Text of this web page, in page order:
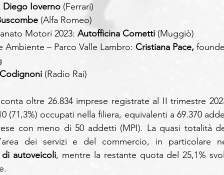
Diego Ioverno (Ferrari)
(Alfa Romeo)
Motori 2023: Autofficina Cometti (Muggiò)
Ambiente – Parco Valle Lambro: Cristiana Pace,
(Radio Rai)
oltre 26.834 imprese registrate al II trimestre
(71,3%) occupati nella filiera, equivalenti a 69.370
con meno di 50 addetti (MPI). La quasi totalità
autoveicoli, mentre la restante quota del 25,1%